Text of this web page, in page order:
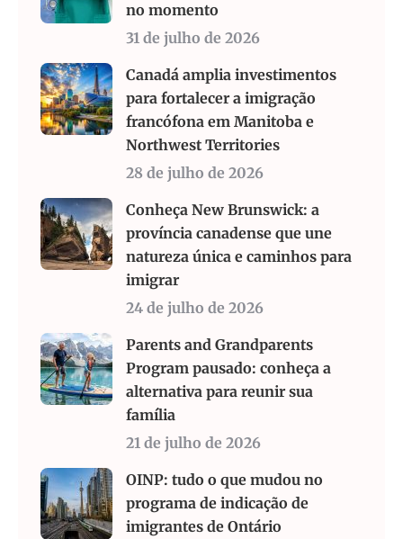
no momento
31 de julho de 2026
Canadá amplia investimentos
para fortalecer a imigração
francófona em Manitoba e
Northwest Territories
28 de julho de 2026
Conheça New Brunswick: a
província canadense que une
natureza única e caminhos para
imigrar
24 de julho de 2026
Parents and Grandparents
Program pausado: conheça a
alternativa para reunir sua
família
21 de julho de 2026
OINP: tudo o que mudou no
programa de indicação de
imigrantes de Ontário